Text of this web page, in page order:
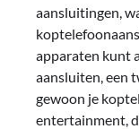
aansluitingen,
apparaten kunt
aansluiten, een
gewoon je
entertainment,